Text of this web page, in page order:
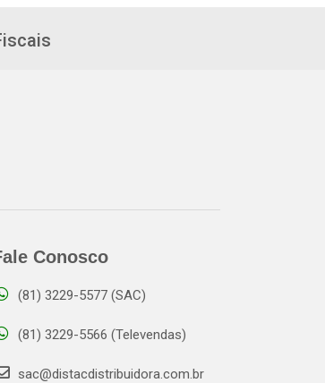
Conosco
(81) 3229-5577 (SAC)
(81) 3229-5566 (Televendas)
sac@distacdistribuidora.com.br